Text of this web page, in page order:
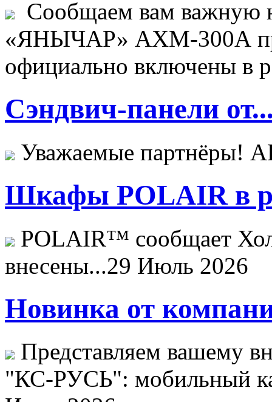
Сообщаем вам важную
«ЯНЫЧАР» АХМ-300А
официально включены в
Сэндвич-панели
Уважаемые
Шкафы POLAIR в
POLAIR™ сообщает
внесены...29 Июль 2026
Новинка от
Представляем вашему
"КС-РУСЬ": мобильный